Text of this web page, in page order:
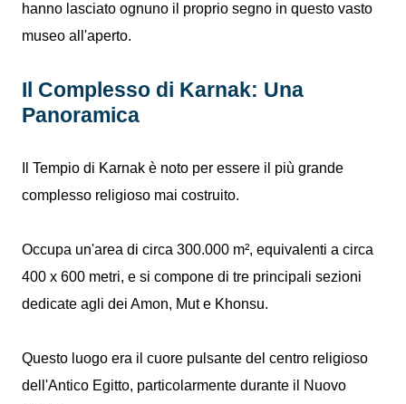
hanno lasciato ognuno il proprio segno in questo vasto
museo all'aperto.
Il Complesso di Karnak: Una
Panoramica
Il Tempio di Karnak è noto per essere il più grande
complesso religioso mai costruito.
Occupa un'area di circa 300.000 m², equivalenti a circa
400 x 600 metri, e si compone di tre principali sezioni
dedicate agli dei Amon, Mut e Khonsu.
Questo luogo era il cuore pulsante del centro religioso
dell'Antico Egitto, particolarmente durante il Nuovo